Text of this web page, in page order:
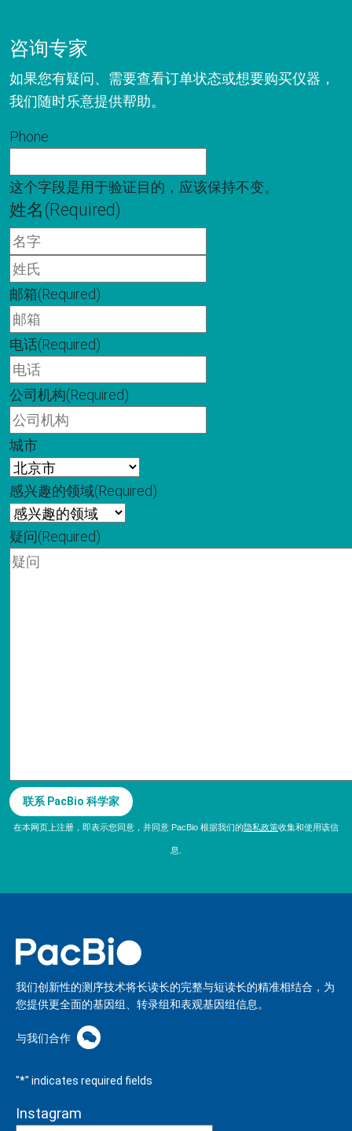
咨询专家
如果您有疑问、需要查看订单状态或想要购买仪器，
我们随时乐意提供帮助。
Phone
这个字段是用于验证目的，应该保持不变。
姓名(Required)
邮箱(Required)
电话(Required)
公司机构(Required)
城市
感兴趣的领域(Required)
疑问(Required)
联系 PacBio 科学家
在本网页上注册，即表示您同意，并同意 PacBio 根据我们的隐私政策收集和使用该信
息.
我们创新性的测序技术将长读长的完整与短读长的精准相结合，为
您提供更全面的基因组、转录组和表观基因组信息。
与我们合作
"*" indicates required fields
Instagram